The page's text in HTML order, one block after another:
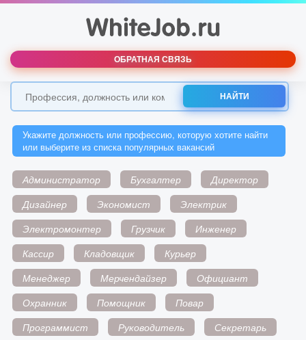
ОБРАТНАЯ СВЯЗЬ
НАЙТИ
Укажите должность или профессию, которую хотите найти
или выберите из списка популярных вакансий
Администратор Бухгалтер
Директор
Дизайнер
Экономист
Электрик
Электромонтер
Грузчик
Инженер
Кассир
Кладовщик
Курьер
Менеджер
Мерчендайзер
Официант
Охранник
Помощник
Повар
Программист
Руководитель
Секретарь